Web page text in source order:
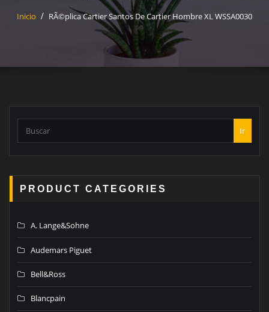
Inicio RÃ©plica Cartier Santos De Cartier Hombre XL WSSA0030
Ir
PRODUCT CATEGORIES
A. Lange&Sohne
Audemars Piguet
Bell&Ross
Blancpain